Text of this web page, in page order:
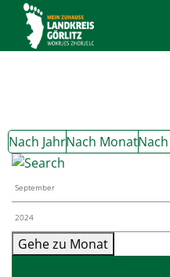
Nach JahrNach Monat
Gehe zu Monat